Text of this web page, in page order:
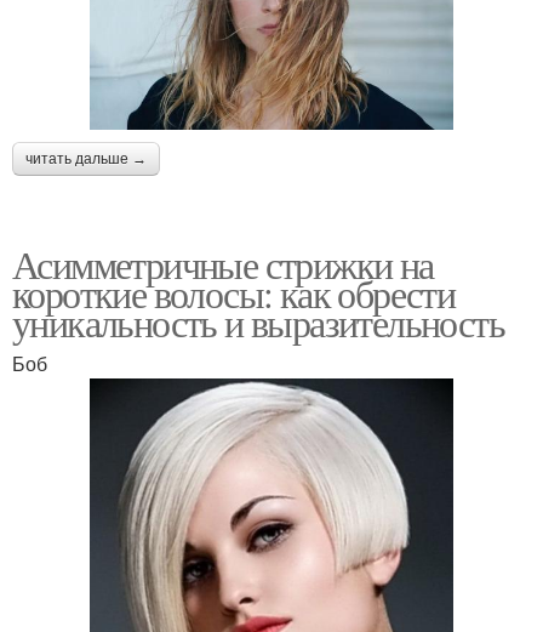
читать дальше →
Асимметричные стрижки на
короткие волосы: как обрести
уникальность и выразительность
Боб